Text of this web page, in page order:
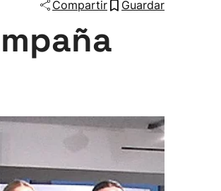
Compartir Guardar